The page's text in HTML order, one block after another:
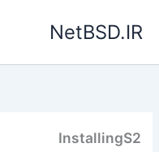
NetBSD.IR
InstallingS2